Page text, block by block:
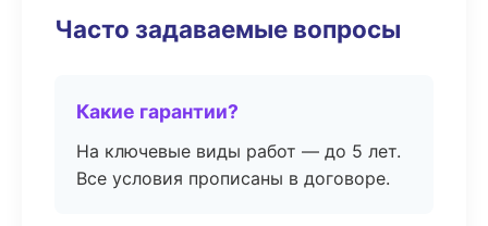
Часто задаваемые вопросы
Какие гарантии?
На ключевые виды работ — до 5 лет.
Все условия прописаны в договоре.